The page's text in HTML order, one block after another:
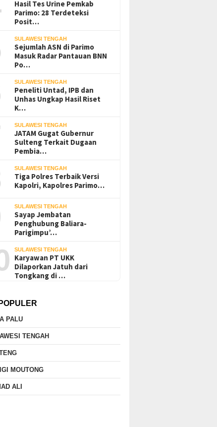
Hasil Tes Urine Pemkab
Parimo: 28 Terdeteksi
Posit…
SULAWESI TENGAH
Sejumlah ASN di Parimo
Masuk Radar Pantauan BNN
Po…
SULAWESI TENGAH
Peneliti Untad, IPB dan
Unhas Ungkap Hasil Riset
K…
SULAWESI TENGAH
JATAM Gugat Gubernur
Sulteng Terkait Dugaan
Pembia…
SULAWESI TENGAH
Tiga Polres Terbaik Versi
Kapolri, Kapolres Parimo…
SULAWESI TENGAH
Sayap Jembatan
Penghubung Baliara-
Parigimpu’…
SULAWESI TENGAH
Karyawan PT UKK
Dilaporkan Jatuh dari
Tongkang di …
PALU
TENGAH
MOUTONG
ALI